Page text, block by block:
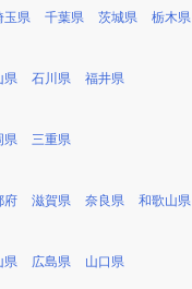
玉県 千葉県 茨城県 栃木県
県 石川県 福井県
県 三重県
府 滋賀県 奈良県 和歌山県
県 広島県 山口県